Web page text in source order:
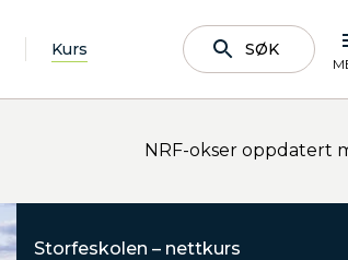
Kurs SØK
NRF-okser oppdatert
Storfeskolen – nettkurs